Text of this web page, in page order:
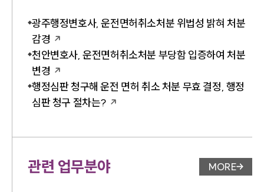
광주행정변호사, 운전면허취소처분 위법성 밝혀 처분
감경
천안변호사, 운전면허취소처분 부당함 입증하여 처분
변경
행정심판 청구해 운전 면허 취소 처분 무효 결정, 행정
심판 청구 절차는?
관련 업무분야 업무분야
MORE